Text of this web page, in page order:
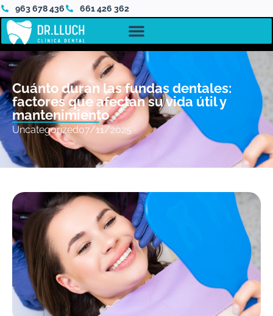
963 678 436 661 426 362
Cuánto duran las fundas dentales:
factores que afectan su vida útil y
mantenimiento
Uncategorized07/11/2025